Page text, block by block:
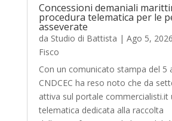
Concessioni demaniali
procedura telematica per le
asseverate
da Studio di Battista | Ago 5, 2026
Fisco
Con un comunicato stampa del 5
CNDCEC ha reso noto che da
attiva sul portale commercialisti.it
telematica dedicata alla raccolta